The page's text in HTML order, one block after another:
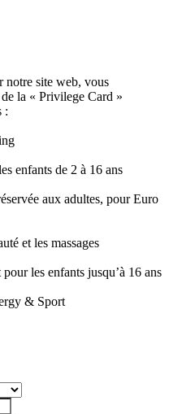
site web, vous
la « Privilege Card »
:
enfants de 2 à 16 ans
aux adultes, pour Euro
et les massages
les enfants jusqu’à 16 ans
& Sport